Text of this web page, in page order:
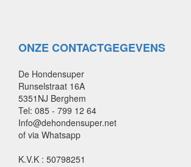
ONZE CONTACTGEGEVENS
De Hondensuper
Runselstraat 16A
5351NJ Berghem
Tel: 085 - 799 12 64
Info@dehondensuper.net
of via Whatsapp
K.V.K : 50798251